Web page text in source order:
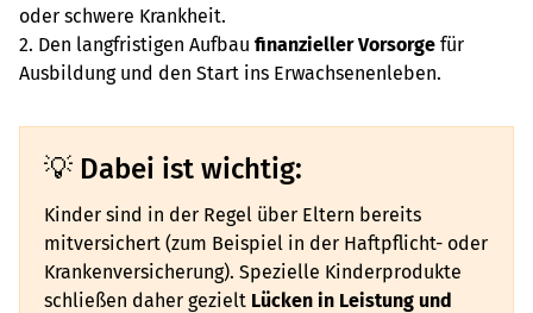
oder schwere Krankheit.
2. Den langfristigen Aufbau finanzieller Vorsorge für
Ausbildung und den Start ins Erwachsenenleben.
Dabei ist wichtig:
Kinder sind in der Regel über Eltern bereits
mitversichert (zum Beispiel in der Haftpflicht- oder
Krankenversicherung). Spezielle Kinderprodukte
schließen daher gezielt Lücken in Leistung und